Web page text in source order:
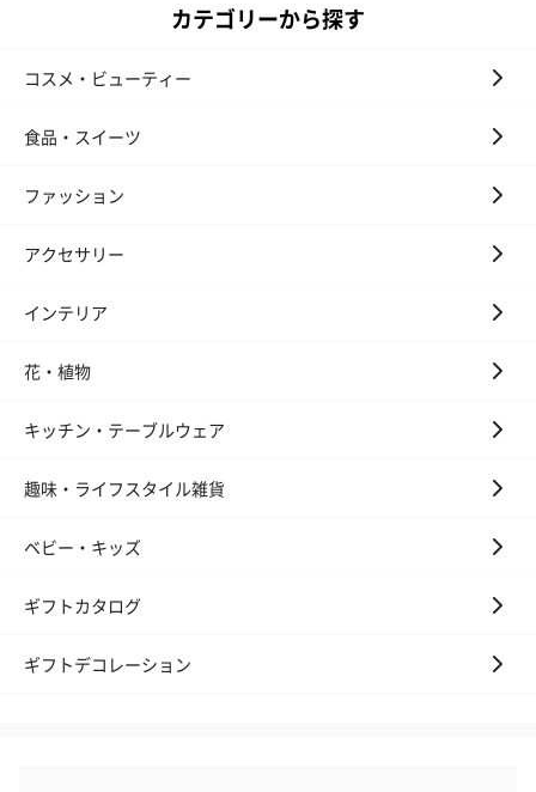
ンク）（1,760円）
ワイト）（
キャンドル・お香
ンセンススティック
（GRAPE
カテゴリーから探す
コスメ・ビューティー
食品・スイーツ
ファッション
アクセサリー
インテリア
花・植物
キッチン・テーブルウェア
趣味・ライフスタイル雑貨
ベビー・キッズ
ギフトカタログ
ギフトデコレーション